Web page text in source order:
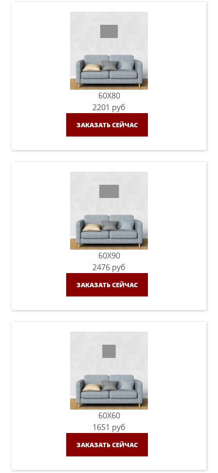
60X80
2201 руб
ЗАКАЗАТЬ СЕЙЧАС
60X90
2476 руб
ЗАКАЗАТЬ СЕЙЧАС
60X60
1651 руб
ЗАКАЗАТЬ СЕЙЧАС